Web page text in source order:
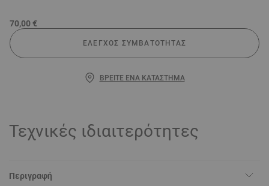
70,00 €
ΈΛΕΓΧΟΣ ΣΥΜΒΑΤΌΤΗΤΑΣ
ΒΡΕΊΤΕ ΈΝΑ ΚΑΤΆΣΤΗΜΑ
Τεχνικές ιδιαιτερότητες
Περιγραφή